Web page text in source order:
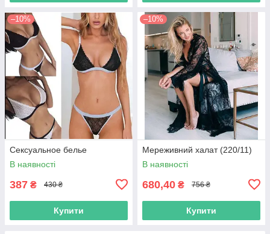
–10%
Сексуальное белье
В наявності
387 ₴ 430 ₴
Купити
–10%
Мереживний халат (220/11)
В наявності
680,40 ₴ 756 ₴
Купити